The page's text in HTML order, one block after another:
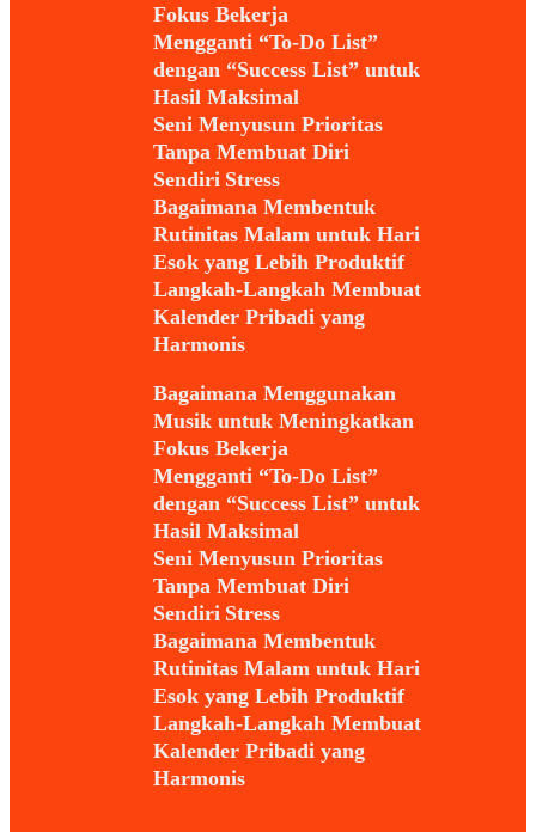
Fokus Bekerja
Mengganti “To-Do List”
dengan “Success List” untuk
Hasil Maksimal
Seni Menyusun Prioritas
Tanpa Membuat Diri
Sendiri Stress
Bagaimana Membentuk
Rutinitas Malam untuk Hari
Esok yang Lebih Produktif
Langkah-Langkah Membuat
Kalender Pribadi yang
Harmonis
Bagaimana Menggunakan
Musik untuk Meningkatkan
Fokus Bekerja
Mengganti “To-Do List”
dengan “Success List” untuk
Hasil Maksimal
Seni Menyusun Prioritas
Tanpa Membuat Diri
Sendiri Stress
Bagaimana Membentuk
Rutinitas Malam untuk Hari
Esok yang Lebih Produktif
Langkah-Langkah Membuat
Kalender Pribadi yang
Harmonis